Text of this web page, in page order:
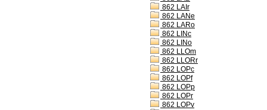
862 LAIr
862 LANe
862 LARo
862 LINc
862 LINo
862 LLOm
862 LLORr
862 LOPc
862 LOPf
862 LOPp
862 LOPr
862 LOPv